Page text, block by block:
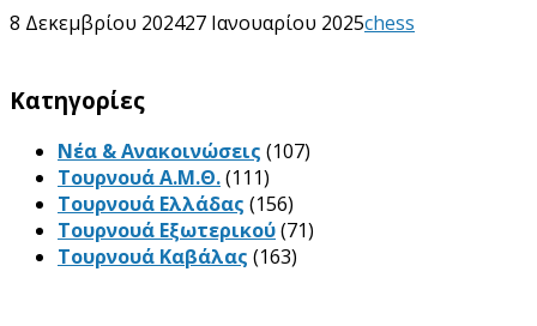
8 Δεκεμβρίου 202427 Ιανουαρίου 2025chess
Kατηγορίες
Νέα & Ανακοινώσεις (107)
Τουρνουά Α.Μ.Θ.(111)
Τουρνουά Ελλάδας (156)
Τουρνουά Εξωτερικού(71)
Τουρνουά Καβάλας (163)